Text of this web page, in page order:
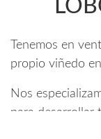
Tenemos en
propio viñedo
Nos
para desarrollar
del Lobo,